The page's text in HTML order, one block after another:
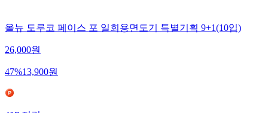
올뉴 도루코 페이스 포 일회용면도기 특별기획 9+1(10입)
26,000원
47%13,900원